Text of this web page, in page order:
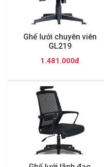
Ghế lưới chuyên viên
GL219
1.481.000đ